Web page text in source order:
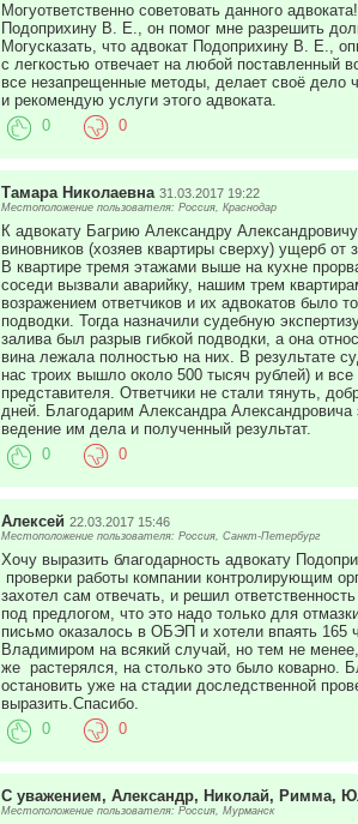
Могуответственно советовать данного
Подоприхину В. Е., он помог мне разрешить
Могусказать, что адвокат Подоприхину В. Е.,
с легкостью отвечает на любой поставленный
все незапрещенные методы, делает своё
и рекомендую услуги этого адвоката.
0 0
Тамара Николаевна 31.03.2017 19:22
Местоположение пользователя: Россия, Краснодар
К адвокату Багрию Александру
виновников (хозяев квартиры сверху) ущерб от
В квартире тремя этажами выше на кухне
соседи вызвали аварийку, нашим трем
возражением ответчиков и их адвокатов было
подводки. Тогда назначили судебную
залива был разрыв гибкой подводки, а она
вина лежала полностью на них. В результате
нас троих вышло около 500 тысяч рублей) и
представителя. Ответчики не стали тянуть,
дней. Благодарим Александра Александровича
ведение им дела и полученный результат.
0 0
Алексей 22.03.2017 15:46
Местоположение пользователя: Россия, Санкт-Петербург
Хочу выразить благодарность адвокату
проверки работы компании контролирующим
захотел сам отвечать, и решил
под предлогом, что это надо только для
письмо оказалось в ОБЭП и хотели впаять 165
Владимиром на всякий случай, но тем не
же растерялся, на столько это было коварно.
остановить уже на стадии доследственной
выразить.Спасибо.
0 0
С уважением, Александр, Николай, Римма,
Местоположение пользователя: Россия, Мурманск